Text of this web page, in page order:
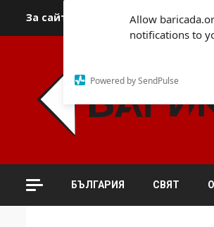
Allow
notifications to
Powered by SendPulse
За сайта За контакти
БЪЛГАРИЯ СВЯТ